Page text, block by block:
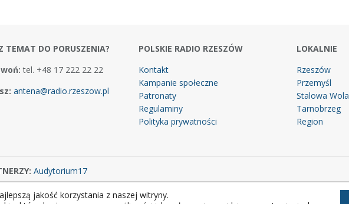
TEMAT DO PORUSZENIA?
tel. +48 17 222 22 22
antena@radio.rzeszow.pl
POLSKIE RADIO RZESZÓW
Kontakt
Kampanie społeczne
Patronaty
Regulaminy
Polityka prywatności
LOKALNIE
Rzeszów
Przemyśl
Stalowa Wola
Tarnobrzeg
Region
Audytorium17
likwidacj. Wszelkie prawa zastrzeżone.
jakość korzystania z naszej witryny.